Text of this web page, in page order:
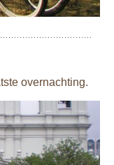
overnachting.